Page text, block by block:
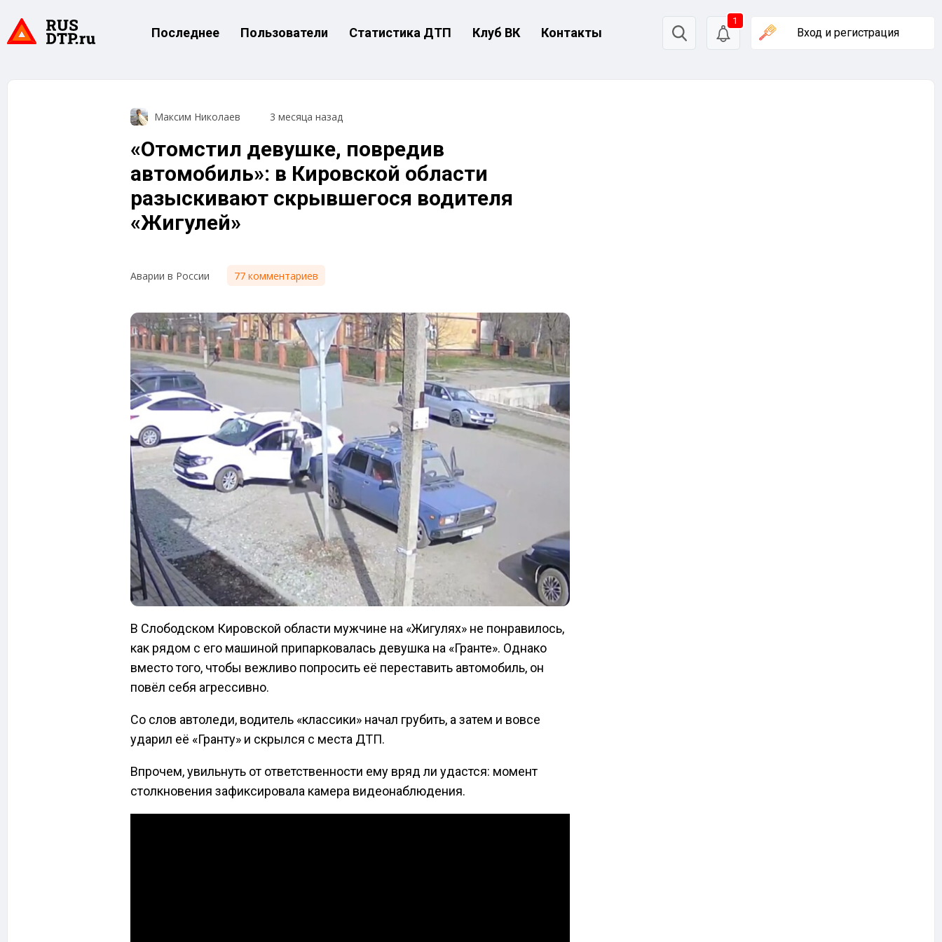
Последнее Пользователи Статистика ДТП Клуб ВК Контакты
1
Вход и регистрация
Максим Николаев 3 месяца назад
«Отомстил девушке, повредив
автомобиль»: в Кировской области
разыскивают скрывшегося водителя
«Жигулей»
Аварии в России 77 комментариев
В Слободском Кировской области мужчине на «Жигулях» не понравилось,
как рядом с его машиной припарковалась девушка на «Гранте». Однако
вместо того, чтобы вежливо попросить её переставить автомобиль, он
повёл себя агрессивно.
Со слов автоледи, водитель «классики» начал грубить, а затем и вовсе
ударил её «Гранту» и скрылся с места ДТП.
Впрочем, увильнуть от ответственности ему вряд ли удастся: момент
столкновения зафиксировала камера видеонаблюдения.